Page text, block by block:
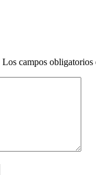
Los campos obligatorios